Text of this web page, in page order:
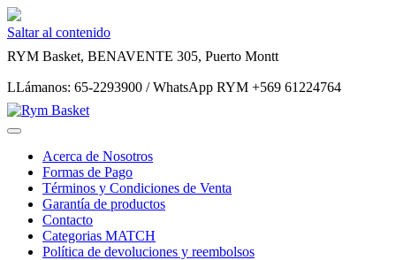
Saltar al contenido
RYM Basket, BENAVENTE 305, Puerto Montt
LLámanos: 65-2293900 / WhatsApp RYM +569 61224764
Acerca de Nosotros
Formas de Pago
Términos y Condiciones de Venta
Garantía de productos
Contacto
Categorias MATCH
Política de devoluciones y reembolsos